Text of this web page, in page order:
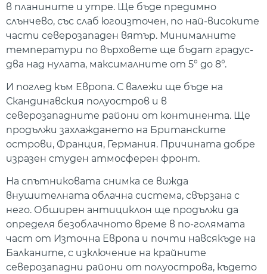
в планините и утре. Ще бъде предимно
слънчево, със слаб югоизточен, по най-високите
части северозападен вятър. Минималните
температури по върховете ще бъдат градус-
два над нулата, максималните от 5° до 8°.
И поглед към Европа. С валежи ще бъде на
Скандинавския полуостров и в
северозападните райони от континента. Ще
продължи захлаждането на Британските
острови, Франция, Германия. Причината добре
изразен студен атмосферен фронт.
На спътниковата снимка се вижда
внушителната облачна система, свързана с
него. Обширен антициклон ще продължи да
определя безоблачното време в по-голямата
част от Източна Европа и почти навсякъде на
Балканите, с изключение на крайните
северозападни райони от полуострова, където